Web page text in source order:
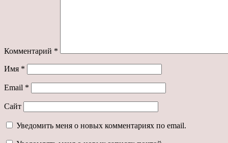
Комментарий *
Имя *
Email *
Сайт
Уведомить меня о новых комментариях по email.